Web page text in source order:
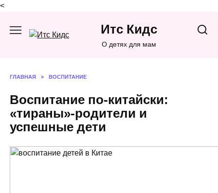
<
содержанию
Итс Кидс
О детях для мам
ГЛАВНАЯ » ВОСПИТАНИЕ
Воспитание по-китайски:
«тираны»-родители и
успешные дети